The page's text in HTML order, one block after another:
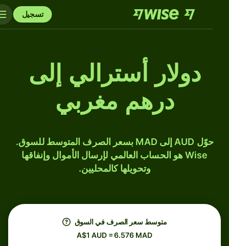
تسجيل
دولار أسترالي إلى
درهم مغربي
حوّل AUD إلى MAD بسعر الصرف المتوسط للسوق.
Wise هو الحساب العالمي لإرسال الأموال وإنفاقها
وتحويلها كالمحليين.
متوسط ​​سعر الصرف في السوق
A$1 AUD = 6.576 MAD